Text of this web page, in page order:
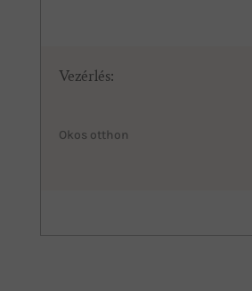
Vezérlés:
Okos otthon